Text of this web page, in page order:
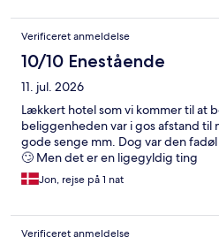
Verificeret anmeldelse
10/10 Enestående
11. jul. 2026
Lækkert hotel som vi kommer til at
beliggenheden var i gos afstand
gode senge mm. Dog var den
🙄 Men det er en ligegyldig ting
Jon, rejse på 1 nat
Verificeret anmeldelse